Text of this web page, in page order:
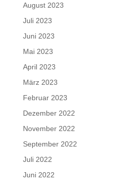
August 2023
Juli 2023
Juni 2023
Mai 2023
April 2023
März 2023
Februar 2023
Dezember 2022
November 2022
September 2022
Juli 2022
Juni 2022